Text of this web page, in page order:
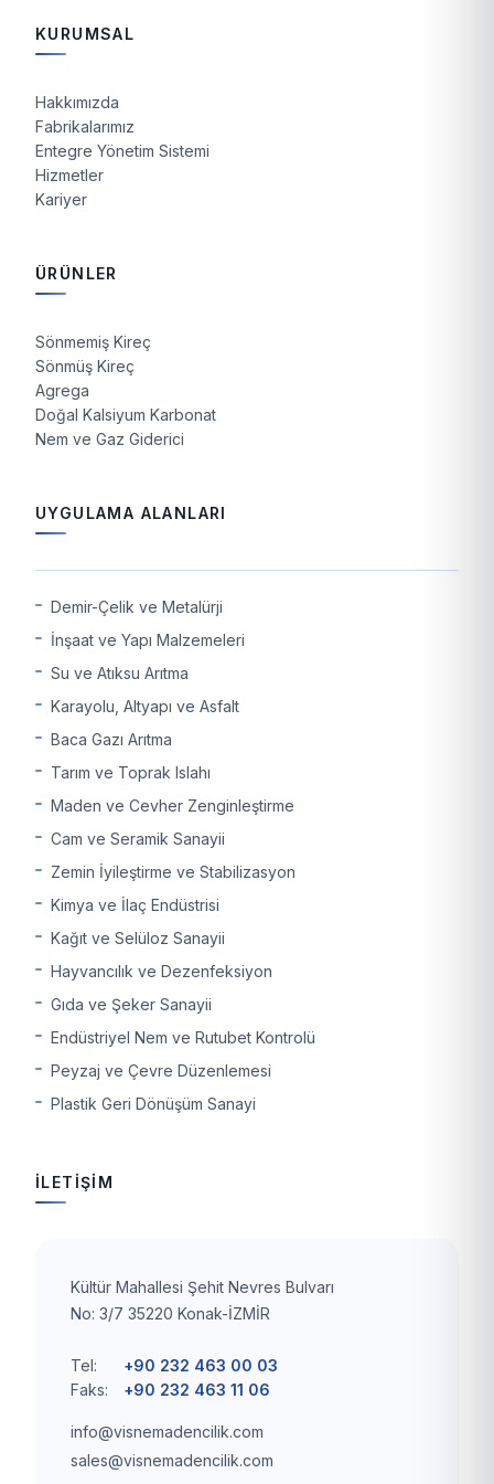
KURUMSAL
Hakkımızda
Fabrikalarımız
Entegre Yönetim Sistemi
Hizmetler
Kariyer
ÜRÜNLER
Sönmemiş Kireç
Sönmüş Kireç
Agrega
Doğal Kalsiyum Karbonat
Nem ve Gaz Giderici
UYGULAMA ALANLARI
Demir-Çelik ve Metalürji
İnşaat ve Yapı Malzemeleri
Su ve Atıksu Arıtma
Karayolu, Altyapı ve Asfalt
Baca Gazı Arıtma
Tarım ve Toprak Islahı
Maden ve Cevher Zenginleştirme
Cam ve Seramik Sanayii
Zemin İyileştirme ve Stabilizasyon
Kimya ve İlaç Endüstrisi
Kağıt ve Selüloz Sanayii
Hayvancılık ve Dezenfeksiyon
Gıda ve Şeker Sanayii
Endüstriyel Nem ve Rutubet Kontrolü
Peyzaj ve Çevre Düzenlemesi
Plastik Geri Dönüşüm Sanayi
İLETİŞİM
Kültür Mahallesi Şehit Nevres Bulvarı
No: 3/7 35220 Konak-İZMİR
Tel:
+90 232 463 00 03
Faks:
+90 232 463 11 06
info@visnemadencilik.com
sales@visnemadencilik.com